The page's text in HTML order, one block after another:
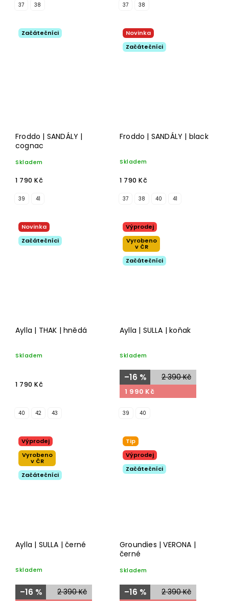
37 38 37 38
Začátečníci
Froddo | SANDÁLY |
cognac
Skladem
1 790 Kč
39 41
Novinka
Začátečníci
Froddo | SANDÁLY | black
Skladem
1 790 Kč
37 38 40 41
Novinka
Začátečníci
Aylla | THAK | hnědá
Skladem
1 790 Kč
40 42 43
Výprodej
Vyrobeno
v ČR
Začátečníci
Aylla | SULLA | koňak
Skladem
2 390 Kč
–16 %
1 990 Kč
39 40
Výprodej
Vyrobeno
v ČR
Začátečníci
Aylla | SULLA | černé
Skladem
2 390 Kč
–16 %
Tip
Výprodej
Začátečníci
Groundies | VERONA |
černé
Skladem
2 390 Kč
–16 %